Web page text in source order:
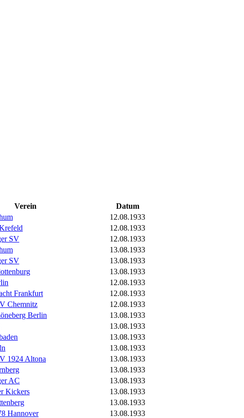
Verein Datum
12.08.1933
12.08.1933
SV 12.08.1933
13.08.1933
SV
13.08.1933
13.08.1933
12.08.1933
Frankfurt
12.08.1933
Chemnitz 12.08.1933
Berlin
13.08.1933
13.08.1933
13.08.1933
13.08.1933
1924 Altona
13.08.1933
13.08.1933
AC
13.08.1933
Kickers
13.08.1933
13.08.1933
Hannover
13.08.1933